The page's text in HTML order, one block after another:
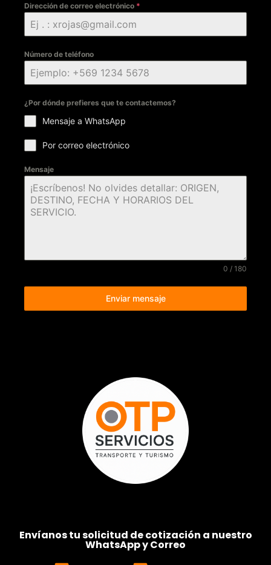
Dirección de correo electrónico *
Número de teléfono
¿Por dónde prefieres que te contactemos?
Mensaje a WhatsApp
Por correo electrónico
Mensaje
0 / 180
Enviar mensaje
Envíanos tu solicitud de cotización a nuestro
WhatsApp y Correo